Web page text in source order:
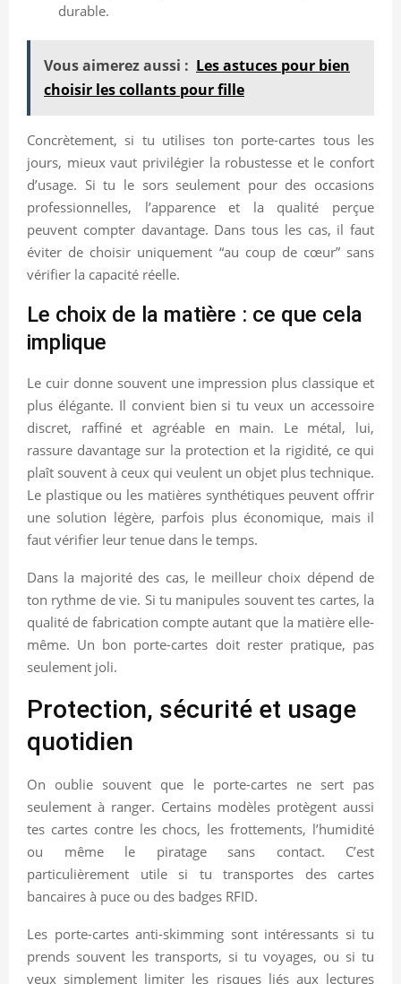
durable.
Vous aimerez aussi : Les astuces pour bien
choisir les collants pour fille
Concrètement, si tu utilises ton porte-cartes tous les
jours, mieux vaut privilégier la robustesse et le confort
d’usage. Si tu le sors seulement pour des occasions
professionnelles, l’apparence et la qualité perçue
peuvent compter davantage. Dans tous les cas, il faut
éviter de choisir uniquement “au coup de cœur” sans
vérifier la capacité réelle.
Le choix de la matière : ce que cela
implique
Le cuir donne souvent une impression plus classique et
plus élégante. Il convient bien si tu veux un accessoire
discret, raffiné et agréable en main. Le métal, lui,
rassure davantage sur la protection et la rigidité, ce qui
plaît souvent à ceux qui veulent un objet plus technique.
Le plastique ou les matières synthétiques peuvent offrir
une solution légère, parfois plus économique, mais il
faut vérifier leur tenue dans le temps.
Dans la majorité des cas, le meilleur choix dépend de
ton rythme de vie. Si tu manipules souvent tes cartes, la
qualité de fabrication compte autant que la matière elle-
même. Un bon porte-cartes doit rester pratique, pas
seulement joli.
Protection, sécurité et usage
quotidien
On oublie souvent que le porte-cartes ne sert pas
seulement à ranger. Certains modèles protègent aussi
tes cartes contre les chocs, les frottements, l’humidité
ou même le piratage sans contact. C’est
particulièrement utile si tu transportes des cartes
bancaires à puce ou des badges RFID.
Les porte-cartes anti-skimming sont intéressants si tu
prends souvent les transports, si tu voyages, ou si tu
veux simplement limiter les risques liés aux lectures